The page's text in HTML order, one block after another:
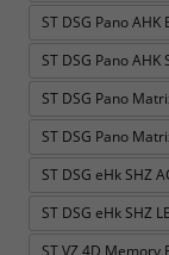
ST DSG Pano AHK
ST DSG Pano
ST DSG Pano
ST DSG Pano
ST DSG eHk SHZ
ST DSG eHk SHZ
ST VZ 4D Memory